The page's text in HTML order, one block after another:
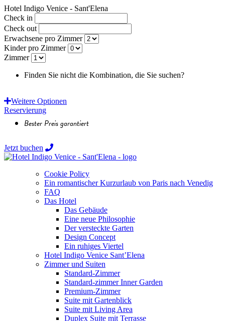
Hotel Indigo Venice - Sant'Elena
Check in
Check out
Erwachsene pro Zimmer
Kinder pro Zimmer
Zimmer
Finden Sie nicht die Kombination, die Sie suchen?
Weitere Optionen
Reservierung
Bester Preis garantiert
Jetzt buchen
Cookie Policy
Ein romantischer Kurzurlaub von Paris nach Venedig
FAQ
Das Hotel
Das Gebäude
Eine neue Philosophie
Der versteckte Garten
Design Concept
Ein ruhiges Viertel
Hotel Indigo Venice Sant’Elena
Zimmer und Suiten
Standard-Zimmer
Standard-zimmer Inner Garden
Premium-Zimmer
Suite mit Gartenblick
Suite mit Living Area
Duplex Suite mit Terrasse